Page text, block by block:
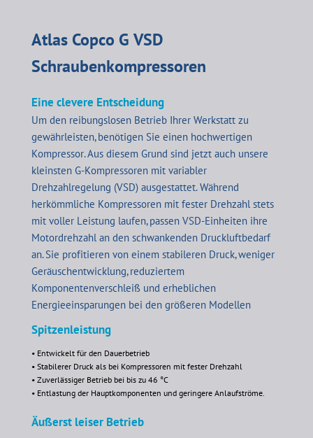
Atlas Copco G VSD
Schraubenkompressoren
Eine clevere Entscheidung
Um den reibungslosen Betrieb Ihrer Werkstatt zu
gewährleisten, benötigen Sie einen hochwertigen
Kompressor. Aus diesem Grund sind jetzt auch unsere
kleinsten G-Kompressoren mit variabler
Drehzahlregelung (VSD) ausgestattet. Während
herkömmliche Kompressoren mit fester Drehzahl stets
mit voller Leistung laufen, passen VSD-Einheiten ihre
Motordrehzahl an den schwankenden Druckluftbedarf
an. Sie profitieren von einem stabileren Druck, weniger
Geräuschentwicklung, reduziertem
Komponentenverschleiß und erheblichen
Energieeinsparungen bei den größeren Modellen
Spitzenleistung
• Entwickelt für den Dauerbetrieb
• Stabilerer Druck als bei Kompressoren mit fester Drehzahl
• Zuverlässiger Betrieb bei bis zu 46 °C
• Entlastung der Hauptkomponenten und geringere Anlaufströme.
Äußerst leiser Betrieb